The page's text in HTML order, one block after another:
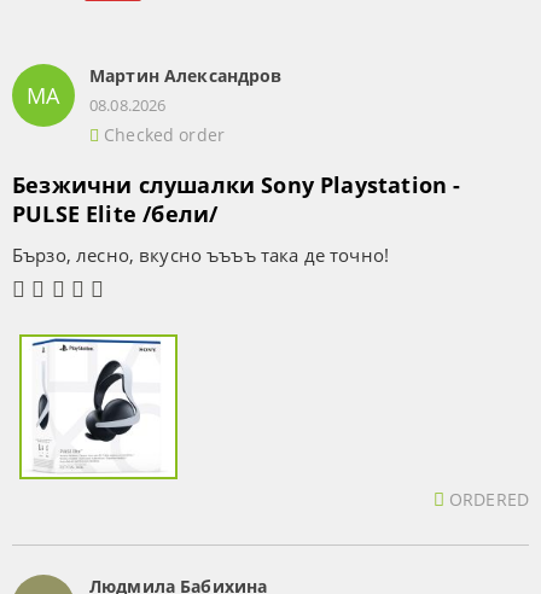
МА
Мартин Александров
08.08.2026
Checked order
Безжични слушалки Sony Playstation -
PULSE Elite /бели/
Бързо, лесно, вкусно ъъъъ така де точно!
ORDERED
Людмила Бабихина